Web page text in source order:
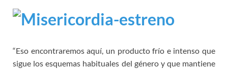
“Eso encontraremos aquí, un producto frío e intenso que
sigue los esquemas habituales del género y que mantiene